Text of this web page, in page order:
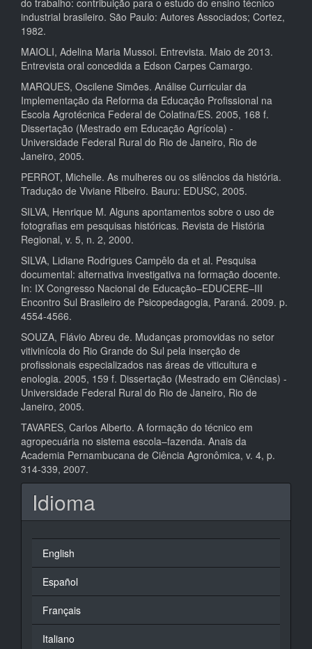
do trabalho: contribuição para o estudo do ensino técnico
industrial brasileiro. São Paulo: Autores Associados; Cortez,
1982.
MAIOLI, Adelina Maria Mussoi. Entrevista. Maio de 2013.
Entrevista oral concedida a Edson Carpes Camargo.
MARQUES, Oscilene Simões. Análise Curricular da
Implementação da Reforma da Educação Profissional na
Escola Agrotécnica Federal de Colatina/ES. 2005, 168 f.
Dissertação (Mestrado em Educação Agrícola) -
Universidade Federal Rural do Rio de Janeiro, Rio de
Janeiro, 2005.
PERROT, Michelle. As mulheres ou os silêncios da história.
Tradução de Viviane Ribeiro. Bauru: EDUSC, 2005.
SILVA, Henrique M. Alguns apontamentos sobre o uso de
fotografias em pesquisas históricas. Revista de História
Regional, v. 5, n. 2, 2000.
SILVA, Lidiane Rodrigues Campêlo da et al. Pesquisa
documental: alternativa investigativa na formação docente.
In: IX Congresso Nacional de Educação–EDUCERE–III
Encontro Sul Brasileiro de Psicopedagogia, Paraná. 2009. p.
4554-4566.
SOUZA, Flávio Abreu de. Mudanças promovidas no setor
vitivinícola do Rio Grande do Sul pela inserção de
profissionais especializados nas áreas de viticultura e
enologia. 2005, 159 f. Dissertação (Mestrado em Ciências) -
Universidade Federal Rural do Rio de Janeiro, Rio de
Janeiro, 2005.
TAVARES, Carlos Alberto. A formação do técnico em
agropecuária no sistema escola–fazenda. Anais da
Academia Pernambucana de Ciência Agronômica, v. 4, p.
314-339, 2007.
Idioma
English
Español
Français
Italiano